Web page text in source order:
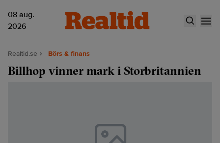
08 aug.
2026
Realtid.se Börs & finans
Billhop vinner mark i Storbritannien